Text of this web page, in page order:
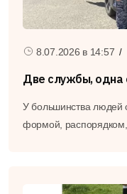
Каширская
дорогах и
С 27 июля по 2 августа
масштабная проверка:
Подробнее
8.07.2026 в 14:57
Две службы, одна
У большинства людей
формой,